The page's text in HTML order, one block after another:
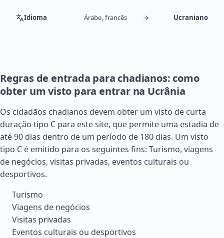
Idioma Árabe, francês Ucraniano
Regras de entrada para chadianos: como
obter um visto para entrar na Ucrânia
Os cidadãos chadianos devem obter um visto de curta
duração tipo C para este site, que permite uma estadia de
até 90 dias dentro de um período de 180 dias. Um visto
tipo C é emitido para os seguintes fins: Turismo, viagens
de negócios, visitas privadas, eventos culturais ou
desportivos.
Turismo
Viagens de negócios
Visitas privadas
Eventos culturais ou desportivos